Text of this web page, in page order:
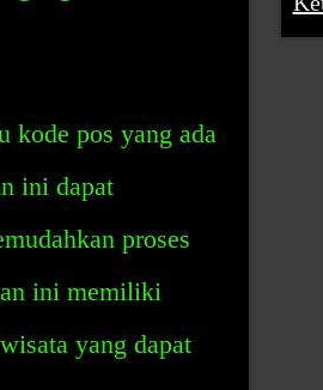
kode pos yang ada
ini dapat
proses
ini memiliki
yang dapat